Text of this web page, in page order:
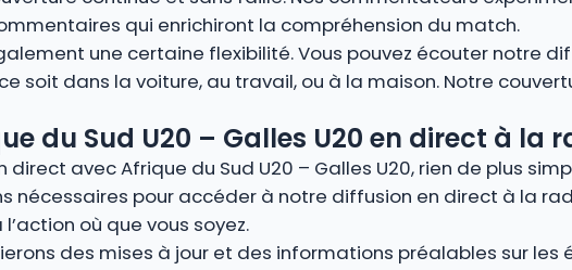
qui enrichiront la compréhension du match.
une certaine flexibilité. Vous pouvez écouter notre
soit dans la voiture, au travail, ou à la maison. Notre
du Sud U20 – Galles U20 en direct à la
avec Afrique du Sud U20 – Galles U20, rien de plus
nécessaires pour accéder à notre diffusion en direct à la
où que vous soyez.
des mises à jour et des informations préalables sur les